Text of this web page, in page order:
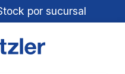
por sucursal